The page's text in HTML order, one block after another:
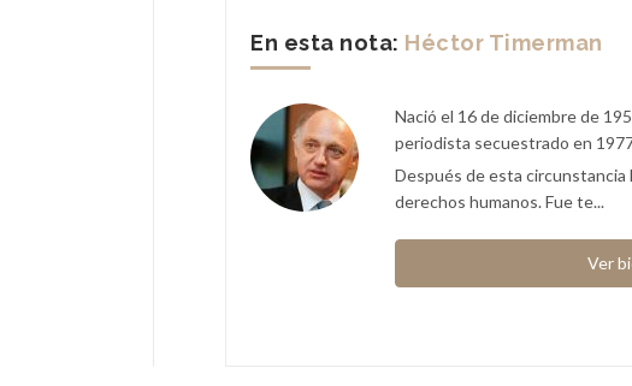
En esta nota: Héctor Timerman
Nació el 16 de diciembre de
periodista secuestrado en
Después de esta circunstancia
derechos humanos. Fue te...
Ver